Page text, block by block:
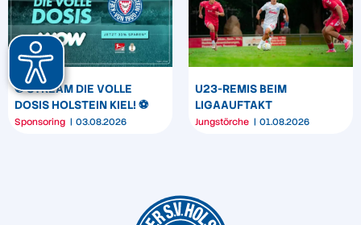
⚽️ STREAM DIE VOLLE
DOSIS HOLSTEIN KIEL! ⚽️
Sponsoring 03.08.2026
U23-REMIS BEIM
LIGAAUFTAKT
Jungstörche 01.08.2026